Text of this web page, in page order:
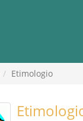
Etimologio